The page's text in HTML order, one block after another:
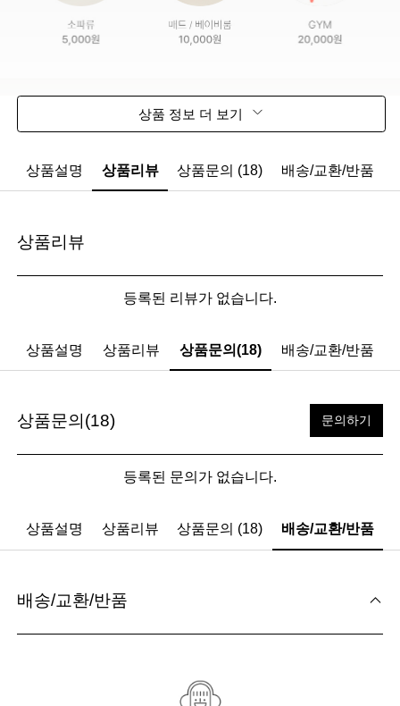
상품 정보 더 보기
상품설명 상품리뷰 상품문의 (18) 배송/교환/반품
상품리뷰
등록된 리뷰가 없습니다.
상품설명 상품리뷰 상품문의(18) 배송/교환/반품
상품문의(18) 문의하기
등록된 문의가 없습니다.
상품설명 상품리뷰 상품문의 (18) 배송/교환/반품
배송/교환/반품